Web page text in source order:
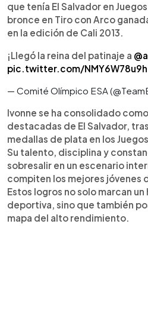
que tenía El Salvador en
bronce en Tiro con Arco
en la edición de Cali 2013.
¡Llegó la reina del patinaje a
pic.twitter.com/NMY6W78u9h
— Comité Olímpico ESA
Ivonne se ha consolidado
destacadas de El Salvador,
medallas de plata en los
Su talento, disciplina y
sobresalir en un escenario
compiten los mejores jóvenes
Estos logros no solo marcan
deportiva, sino que también
mapa del alto rendimiento.